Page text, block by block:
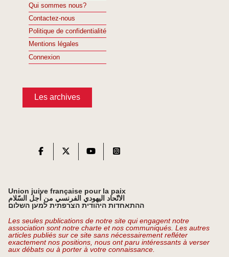
Qui sommes nous?
Contactez-nous
Politique de confidentialité
Mentions légales
Connexion
Les archives
Union juive française pour la paix
الاتّحاد اليهودي الفرنسي من أجل السّلام
ההתאחדות היהודית הצרפתית למען השלום
Les seules publications de notre site qui engagent notre
association sont notre charte et nos communiqués. Les autres
articles publiés sur ce site sans nécessairement refléter
exactement nos positions, nous ont paru intéressants à verser
aux débats ou à porter à votre connaissance.